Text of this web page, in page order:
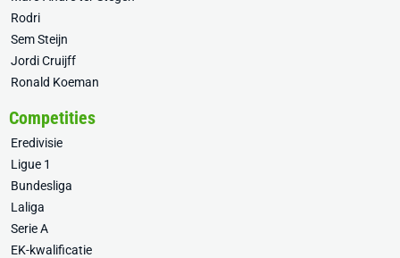
Rodri
Sem Steijn
Jordi Cruijff
Ronald Koeman
Competities
Eredivisie
Ligue 1
Bundesliga
Laliga
Serie A
EK-kwalificatie